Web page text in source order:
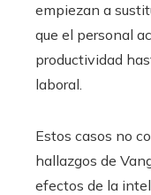
empiezan a
que el personal
productividad
laboral.
Estos casos no
hallazgos de
efectos de la